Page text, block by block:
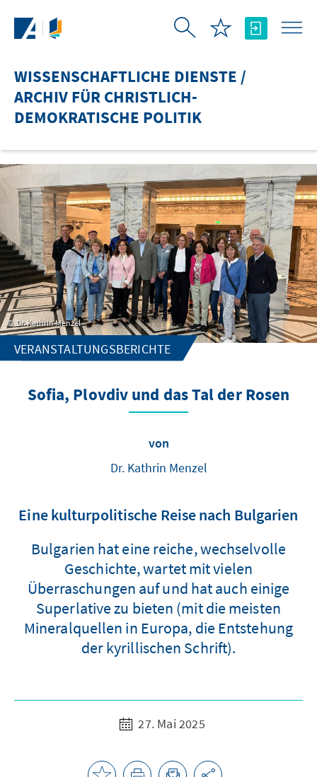
WISSENSCHAFTLICHE DIENSTE /
ARCHIV FÜR CHRISTLICH-
DEMOKRATISCHE POLITIK
Dr. Kathrin Menzel
VERANSTALTUNGSBERICHTE
Sofia, Plovdiv und das Tal der Rosen
von
Dr. Kathrin Menzel
Eine kulturpolitische Reise nach Bulgarien
Bulgarien hat eine reiche, wechselvolle
Geschichte, wartet mit vielen
Überraschungen auf und hat auch einige
Superlative zu bieten (mit die meisten
Mineralquellen in Europa, die Entstehung
der kyrillischen Schrift).
27. Mai 2025